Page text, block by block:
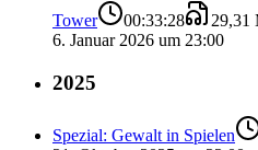
Tower
00:33:28
29,31
6. Januar 2026 um 23:00
2025
Spezial: Gewalt in Spielen